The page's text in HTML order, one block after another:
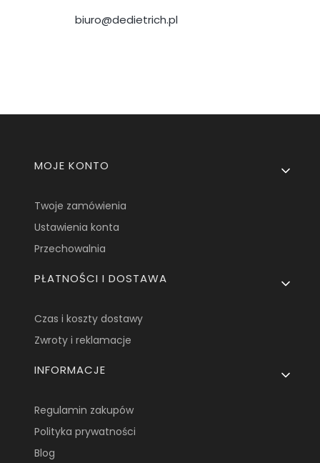
biuro@dedietrich.pl
Linki w stopce
MOJE KONTO
Twoje zamówienia
Ustawienia konta
Przechowalnia
PŁATNOŚCI I DOSTAWA
Czas i koszty dostawy
Zwroty i reklamacje
INFORMACJE
Regulamin zakupów
Polityka prywatności
Blog